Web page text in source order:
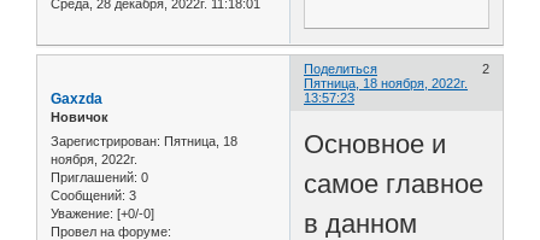
Среда, 28 декабря, 2022г. 11:18:01
Поделиться
2
Пятница, 18 ноября, 2022г.
13:57:23
Gaxzda
Новичок
Зарегистрирован: Пятница, 18
ноября, 2022г.
Приглашений: 0
Сообщений: 3
Уважение: [+0/-0]
Провел на форуме:
Основное и
самое главное
в данном